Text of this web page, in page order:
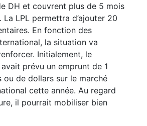
DH et couvrent plus de 5 mois
La LPL permettra d’ajouter 20
En fonction des
la situation va
Initialement, le
prévu un emprunt de 1
ou de dollars sur le marché
cette année. Au regard
il pourrait mobiliser bien